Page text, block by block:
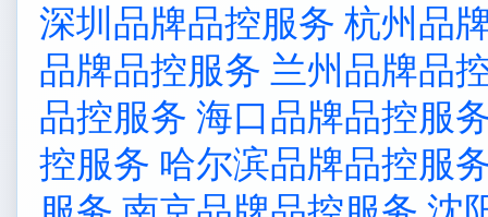
深圳品牌品控服务 杭州品
品牌品控服务 兰州品牌品
品控服务 海口品牌品控服
控服务 哈尔滨品牌品控服